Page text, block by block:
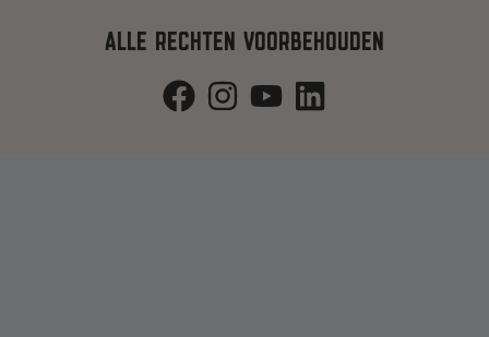
ALLE RECHTEN VOORBEHOUDEN